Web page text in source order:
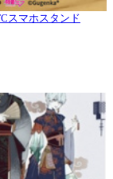
スマホスタンド